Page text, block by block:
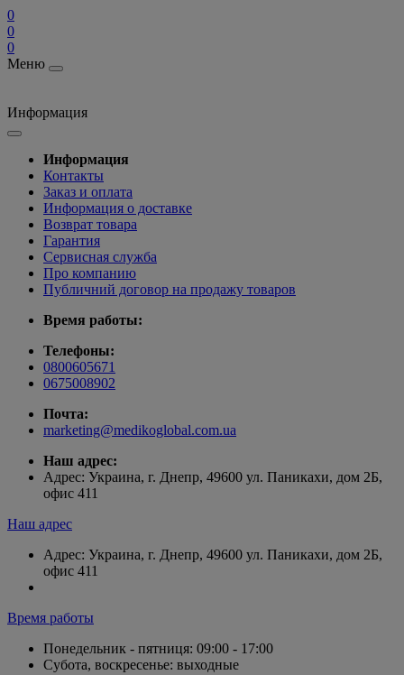
0
0
0
Меню
Информация
Информация
Контакты
Заказ и оплата
Информация о доставке
Возврат товара
Гарантия
Сервисная служба
Про компанию
Публичний договор на продажу товаров
Время работы:
Телефоны:
0800605671
0675008902
Почта:
marketing@medikoglobal.com.ua
Наш адрес:
Адрес: Украина, г. Днепр, 49600 ул. Паникахи, дом 2Б,
офис 411
Наш адрес
Адрес: Украина, г. Днепр, 49600 ул. Паникахи, дом 2Б,
офис 411
Время работы
Понедельник - пятниця: 09:00 - 17:00
Субота, воскресенье: выходные